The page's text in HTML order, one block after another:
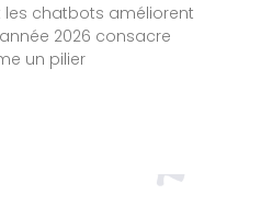
les chatbots améliorent
2026 consacre
un pilier